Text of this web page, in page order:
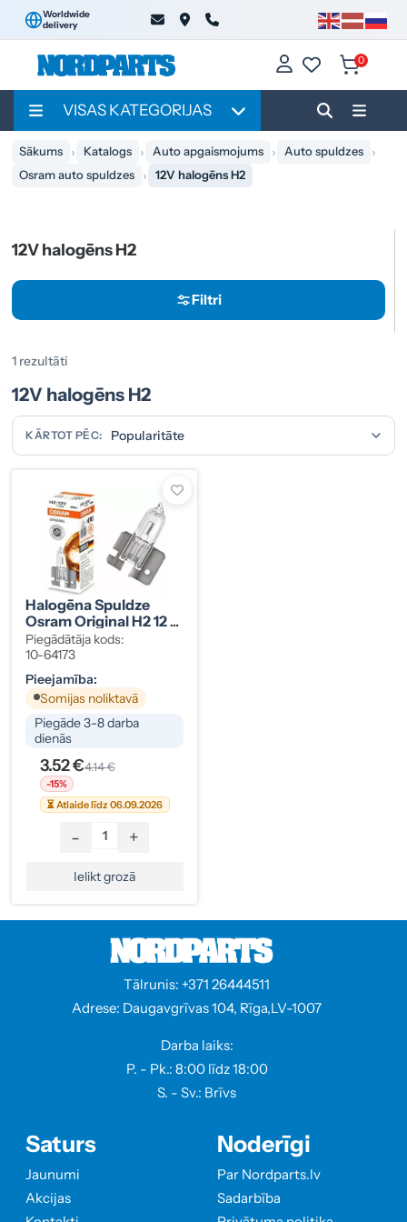
Worldwide
delivery
0
VISAS KATEGORIJAS
Sākums Katalogs Auto apgaismojums
Auto spuldzes
Osram auto spuldzes
12V halogēns H2
12V halogēns H2
Filtri
1 rezultāti
12V halogēns H2
KĀRTOT PĒC:
Halogēna Spuldze
Osram Original H2 12 V
55 W
Piegādātāja kods:
10-64173
Pieejamība:
Somijas noliktavā
Piegāde 3-8 darba
dienās
3.52 €4.14 €
-15%
⏳ Atlaide līdz 06.09.2026
- +
Ielikt grozā
Tālrunis: +371 26444511
Adrese: Daugavgrīvas 104, Rīga,LV-1007
Darba laiks:
P. - Pk.: 8:00 līdz 18:00
S. - Sv.: Brīvs
Saturs
Jaunumi
Akcijas
Noderīgi
Par Nordparts.lv
Sadarbība